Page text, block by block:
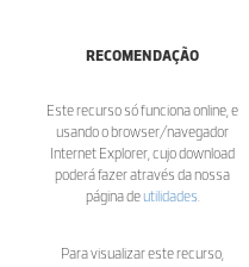
RECOMENDAÇÃO
Este recurso só funciona online, e
usando o browser/navegador
Internet Explorer, cujo download
poderá fazer através da nossa
página deutilidades
Para visualizar este recurso,